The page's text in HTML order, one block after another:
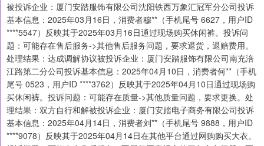
被投诉企业：厦门安踏服饰有限公司沈阳铁西万象汇冠军分公司投诉
基本信息：2025年03月16日，消费者穆**（手机尾号 6627，用户ID
****5547）反映其于2025年03月16日通过现场购买休闲裤。投诉问
题：可能存在售后服务->其他售后服务问题，要求退货，退赔费用。
处理结果：达成调解协议被投诉企业：厦门安踏服饰有限公司南充涪
江路第二分公司投诉基本信息：2025年04月10日，消费者何**（手机
尾号 0523，用户ID ****3762）反映其于2025年04月10日通过现场购
买休闲裤。投诉问题：可能存在质量->其他质量问题，要求更换。处
理结果：双方自行和解被投诉企业：厦门安踏电子商务有限公司投诉
基本信息：2025年04月14日，消费者刘**（手机尾号 9888，用户ID
****9078）反映其于2025年04月14日在其他平台通过网购购买大衣。